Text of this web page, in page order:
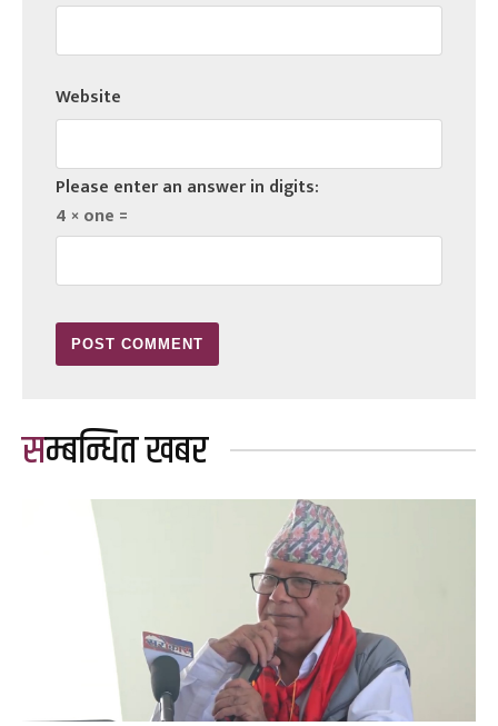
Website
Please enter an answer in digits:
4 × one =
सम्बन्धित खबर